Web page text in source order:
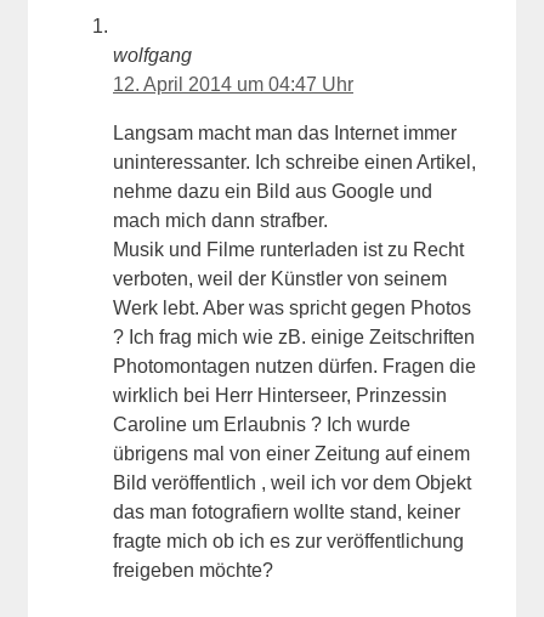
wolfgang
12. April 2014 um 04:47 Uhr
Langsam macht man das Internet immer
uninteressanter. Ich schreibe einen Artikel,
nehme dazu ein Bild aus Google und
mach mich dann strafber.
Musik und Filme runterladen ist zu Recht
verboten, weil der Künstler von seinem
Werk lebt. Aber was spricht gegen Photos
? Ich frag mich wie zB. einige Zeitschriften
Photomontagen nutzen dürfen. Fragen die
wirklich bei Herr Hinterseer, Prinzessin
Caroline um Erlaubnis ? Ich wurde
übrigens mal von einer Zeitung auf einem
Bild veröffentlich , weil ich vor dem Objekt
das man fotografiern wollte stand, keiner
fragte mich ob ich es zur veröffentlichung
freigeben möchte?